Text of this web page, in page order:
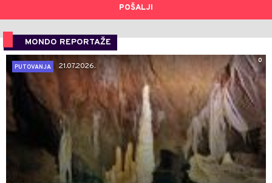
POŠALJI
MONDO REPORTAŽE
0
PUTOVANJA
21.07.2026.